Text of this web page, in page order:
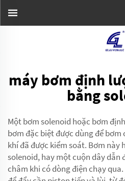
máy bơm định
bằng
Một bơm solenoid hoặc bơm
bơm đặc biệt được dùng để
khí đã được kiểm soát. Bơm này
solenoid, hay một cuộn dây dẫn
châm khi có dòng điện chạy